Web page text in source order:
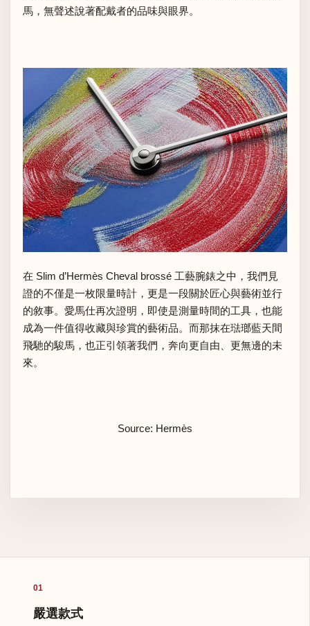
馬，無聲述說著配戴者的品味與眼界。
在 Slim d’Hermès Cheval brossé 工藝腕錶之中，我們見
證的不僅是一枚限量時計，更是一段關於匠心與藝術並行
的敘事。愛馬仕再次證明，即使是測量時間的工具，也能
成為一件值得收藏與珍賞的藝術品。而那抹在琺瑯藍天間
飛馳的駿馬，也正引領著我們，奔向更自由、更無邊的未
來。
Source: Hermès
01
嚴選款式